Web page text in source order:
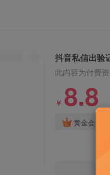
抖音私信出验
此内容为付费
￥ 8.8
黄金会员